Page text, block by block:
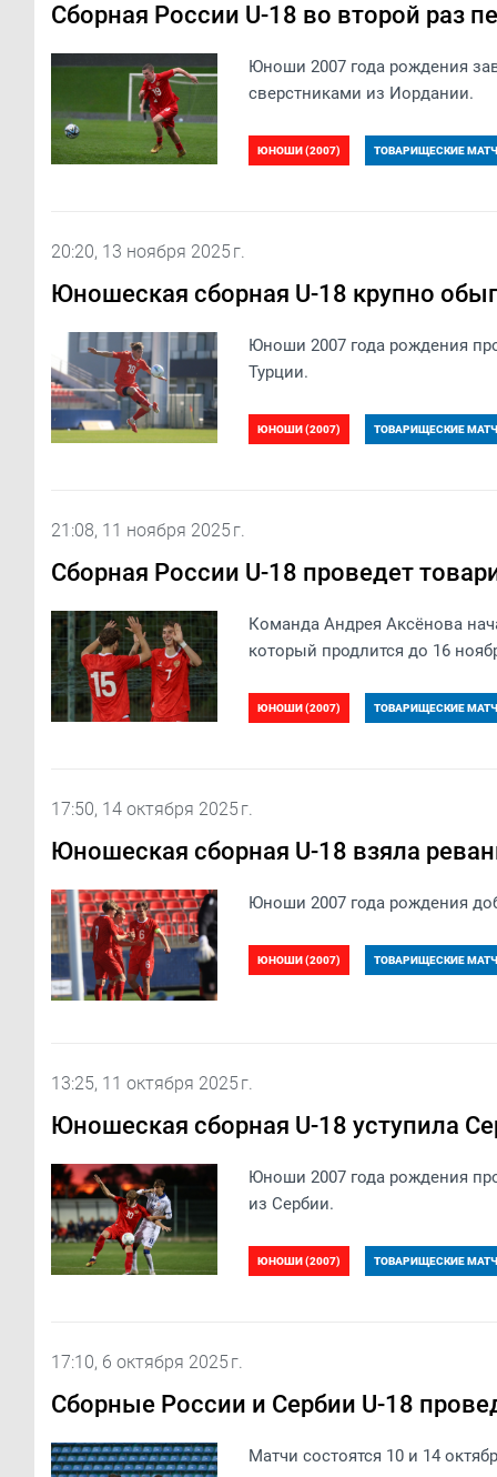
Сборная России U-18 во второй раз
Юноши 2007 года рождения
сверстниками из Иордании.
ЮНОШИ (2007) ТОВАРИЩЕСКИЕ
20:20, 13 ноября 2025 г.
Юношеская сборная U-18 крупно
​Юноши 2007 года рождения
Турции.
ЮНОШИ (2007) ТОВАРИЩЕСКИЕ
21:08, 11 ноября 2025 г.
Сборная России U-18 проведет
Команда Андрея Аксёнова
который продлится до 16
ЮНОШИ (2007) ТОВАРИЩЕСКИЕ
17:50, 14 октября 2025 г.
Юношеская сборная U-18 взяла
​Юноши 2007 года рождения
ЮНОШИ (2007) ТОВАРИЩЕСКИЕ
13:25, 11 октября 2025 г.
Юношеская сборная U-18 уступила
Юноши 2007 года рождения
из Сербии.
ЮНОШИ (2007) ТОВАРИЩЕСКИЕ
17:10, 6 октября 2025 г.
Сборные России и Сербии U-18
Матчи состоятся 10 и 14